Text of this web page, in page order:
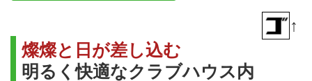
燦燦と日が差し込む
明るく快適なクラブハウス内
↑